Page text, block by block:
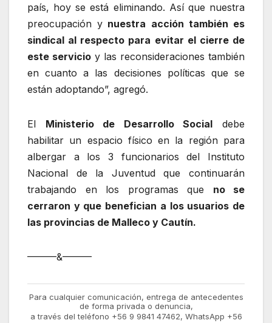
país, hoy se está eliminando. Así que nuestra
preocupación y nuestra acción también es
sindical al respecto para evitar el cierre de
este servicio y las reconsideraciones también
en cuanto a las decisiones políticas que se
están adoptando”, agregó.
El Ministerio de Desarrollo Social debe
habilitar un espacio físico en la región para
albergar a los 3 funcionarios del Instituto
Nacional de la Juventud que continuarán
trabajando en los programas que no se
cerraron y que benefician a los usuarios de
las provincias de Malleco y Cautín.
———&———
Para cualquier comunicación, entrega de antecedentes
de forma privada o denuncia,
a través del teléfono +56 9 9841 47462, WhatsApp +56